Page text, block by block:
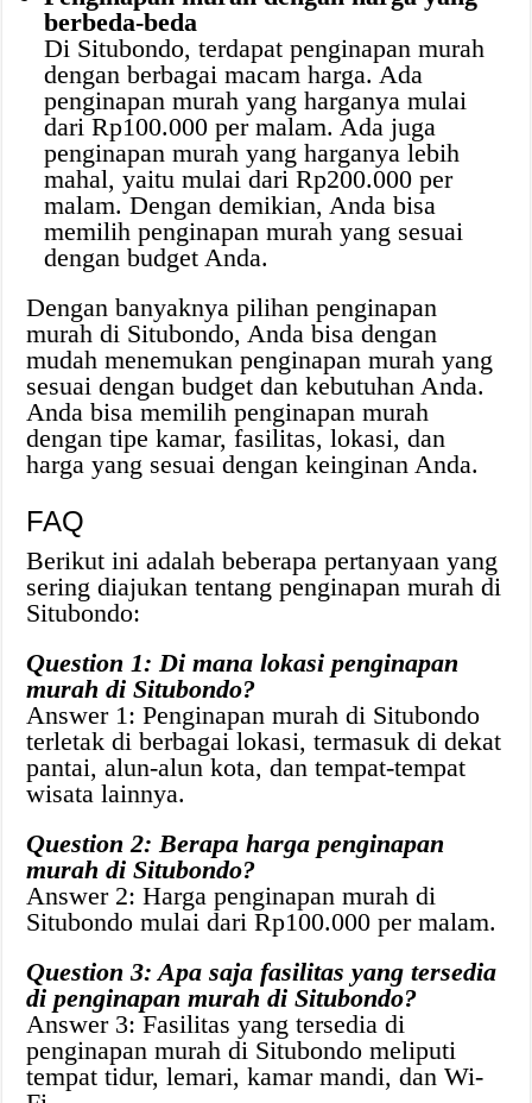
berbeda-beda
Di Situbondo, terdapat penginapan murah
dengan berbagai macam harga. Ada
penginapan murah yang harganya mulai
dari Rp100.000 per malam. Ada juga
penginapan murah yang harganya lebih
mahal, yaitu mulai dari Rp200.000 per
malam. Dengan demikian, Anda bisa
memilih penginapan murah yang sesuai
dengan budget Anda.
Dengan banyaknya pilihan penginapan
murah di Situbondo, Anda bisa dengan
mudah menemukan penginapan murah yang
sesuai dengan budget dan kebutuhan Anda.
Anda bisa memilih penginapan murah
dengan tipe kamar, fasilitas, lokasi, dan
harga yang sesuai dengan keinginan Anda.
FAQ
Berikut ini adalah beberapa pertanyaan yang
sering diajukan tentang penginapan murah di
Situbondo:
Question 1: Di mana lokasi penginapan
murah di Situbondo?
Answer 1: Penginapan murah di Situbondo
terletak di berbagai lokasi, termasuk di dekat
pantai, alun-alun kota, dan tempat-tempat
wisata lainnya.
Question 2: Berapa harga penginapan
murah di Situbondo?
Answer 2: Harga penginapan murah di
Situbondo mulai dari Rp100.000 per malam.
Question 3: Apa saja fasilitas yang tersedia
di penginapan murah di Situbondo?
Answer 3: Fasilitas yang tersedia di
penginapan murah di Situbondo meliputi
tempat tidur, lemari, kamar mandi, dan Wi-